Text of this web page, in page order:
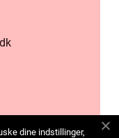
dine indstillinger,